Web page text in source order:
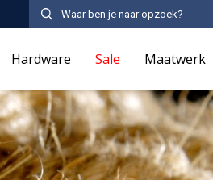
Hardware Sale Maatwerk